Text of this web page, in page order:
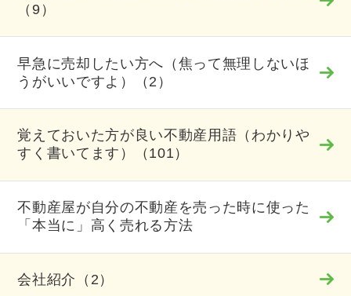
（9）
早急に売却したい方へ（焦って無理しないほ
うがいいですよ）（2）
覚えておいた方が良い不動産用語（わかりや
すく書いてます）（101）
不動産屋が自分の不動産を売った時に使った
「本当に」高く売れる方法
会社紹介（2）